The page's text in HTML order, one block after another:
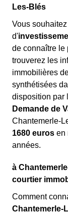
Les-Blés
Vous
d'
de connaître le
trouverez les
immobilières
synthétisées
disposition par
Demande de
Chantemerle-
1680 euros en
années.
à
courtier
Comment
Chantemerle-